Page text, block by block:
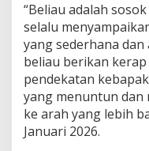
P
R
D
S
u
l
a
w
“Beliau adalah
selalu
yang sederhana dan
beliau berikan
pendekatan
yang menuntun dan
ke arah yang lebih
Januari 2026.